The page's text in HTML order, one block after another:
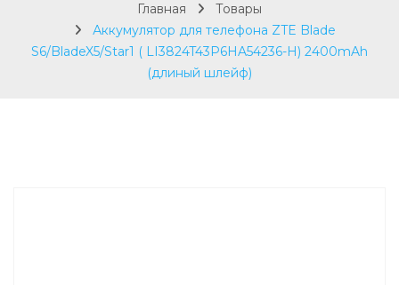
Главная
Товары
Аккумулятор для телефона ZTE Blade
S6/BladeX5/Star1 ( LI3824T43P6HA54236-H) 2400mAh
(длиный шлейф)